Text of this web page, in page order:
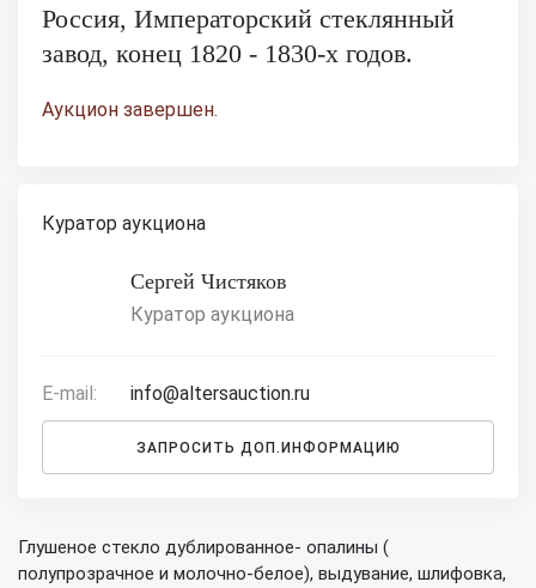
Россия, Императорский стеклянный
завод, конец 1820 - 1830-х годов.
Аукцион завершен.
Куратор аукциона
Сергей Чистяков
Куратор аукциона
E-mail: info@altersauction.ru
ЗАПРОСИТЬ ДОП.ИНФОРМАЦИЮ
Глушеное стекло дублированное- опалины (
полупрозрачное и молочно-белое), выдувание, шлифовка,